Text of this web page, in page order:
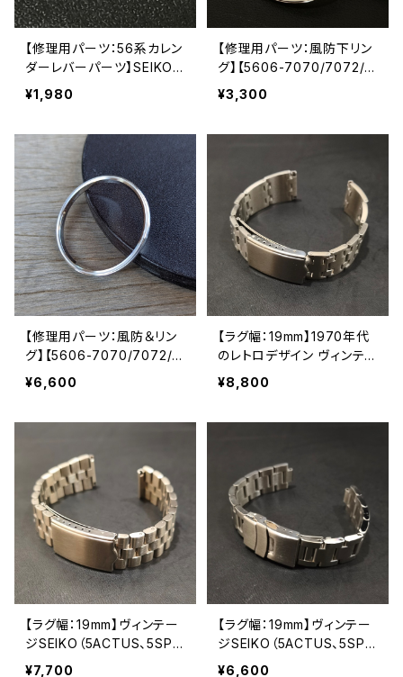
【修理用パーツ：56系カレン
ダーレバーパーツ】SEIKO
（セイコー）56系 LOAD MA
TIC/KING SEIKO ロードマ
EL7
¥1,980
【修理用パーツ：風防下リン
グ】【5606-7070/7072/7
140に対応】SEIKO （セイコ
ー）56系 LOAD MATIC/ロ
¥3,300
【修理用パーツ：風防＆リン
グ】【5606-7070/7072/7
140に対応】SEIKO （セイコ
ー）56系 LOAD MATIC/ロ
タル LEVEL7
¥6,600
【ラグ幅：19mm】1970年代
のレトロデザイン ヴィンテ
ージSEIKO（5ACTUS、5S
PORTS、5デラックス、ファ
¥8,800
【ラグ幅：19mm】ヴィンテー
ジSEIKO（5ACTUS、5SPO
RTS、5デラックス、ファイブ
¥7,700
【ラグ幅：19mm】ヴィンテー
ジSEIKO（5ACTUS、5SPO
RTS、5デラックス、ファイブ
¥6,600